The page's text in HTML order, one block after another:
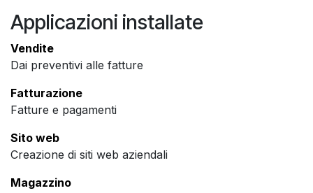
Applicazioni installate
Vendite
Dai preventivi alle fatture
Fatturazione
Fatture e pagamenti
Sito web
Creazione di siti web aziendali
Magazzino